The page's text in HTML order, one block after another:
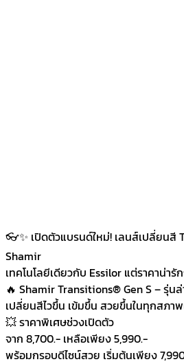
👓✨ เปิดตัวแบรนด์ใหม่! เลนส์เปลี่ยนสี
Shamir
เทคโนโลยีเดียวกับ Essilor แต่ราคาน่ารั
🔥 Shamir Transitions® Gen S – รุ่น
เปลี่ยนสีไวขึ้น เข้มขึ้น สวยขึ้นในทุกสภา
💥 ราคาพิเศษช่วงเปิดตัว
จาก 8,700.- เหลือเพียง 5,990.-
พร้อมกรอบดีไซน์สวย เริ่มต้นเพียง